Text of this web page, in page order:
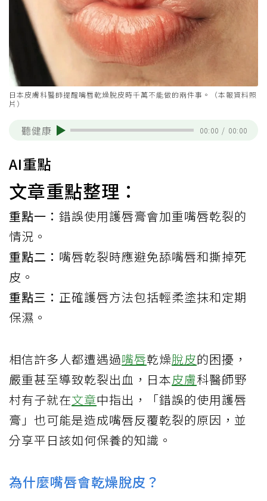
日本皮膚科醫師提醒嘴唇乾燥脫皮時千萬不能做的兩件事。（本報資料照
片）
聽健康 00:00 / 00:00
AI重點
文章重點整理：
重點一： 錯誤使用護唇膏會加重嘴唇乾裂的
情況。
重點二： 嘴唇乾裂時應避免舔嘴唇和撕掉死
皮。
重點三： 正確護唇方法包括輕柔塗抹和定期
保濕。
相信許多人都遭遇過嘴唇乾燥脫皮的困擾，
嚴重甚至導致乾裂出血，日本皮膚科醫師野
村有子就在文章中指出，「錯誤的使用護唇
膏」也可能是造成嘴唇反覆乾裂的原因，並
分享平日該如何保養的知識。
為什麼嘴唇會乾燥脫皮？